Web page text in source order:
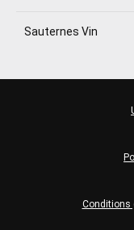
Sauternes Vin
Conditions